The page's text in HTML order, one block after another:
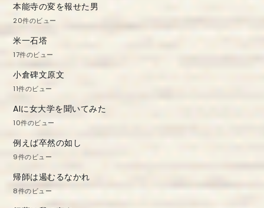
本能寺の変を報せた男
20件のビュー
米一石塔
17件のビュー
小倉碑文原文
11件のビュー
AIに女大学を聞いてみた
10件のビュー
例えば卒然の如し
9件のビュー
帰師は遏むるなかれ
8件のビュー